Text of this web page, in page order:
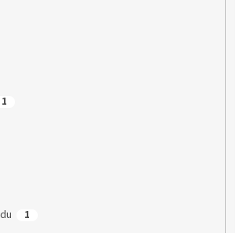
1
1